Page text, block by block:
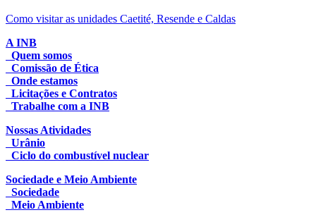
Como visitar as unidades Caetité, Resende e Caldas
A INB
Quem somos
Comissão de Ética
Onde estamos
Licitações e Contratos
Trabalhe com a INB
Nossas Atividades
Urânio
Ciclo do combustível nuclear
Sociedade e Meio Ambiente
Sociedade
Meio Ambiente